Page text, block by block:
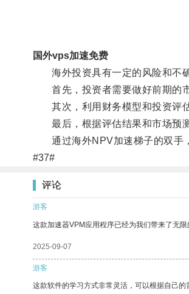
国外vps加速免费
海外投资具有一定的风险和不确
首先，投资者需要做好前期的市
其次，利用财务模型和投资评估
最后，根据评估结果和市场预测
通过海外NPV加速梯子的双手，
#37#
评论
游客
这款加速器VPM应用程序已经为我们带来了无限
2025-09-07
游客
这款软件的学习方式非常灵活，可以根据自己的